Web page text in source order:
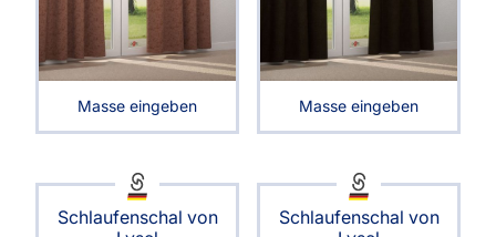
Masse eingeben Masse eingeben
Schlaufenschal von
Schlaufenschal von